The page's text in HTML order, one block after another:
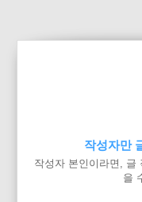
작성자만
작성자 본인이라면, 글
을